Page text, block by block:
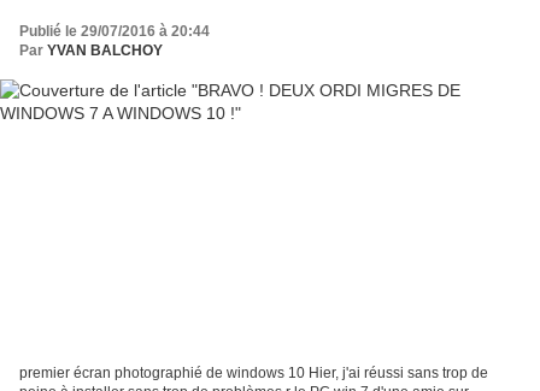
Publié le 29/07/2016 à 20:44
Par YVAN BALCHOY
premier écran photographié de windows 10 Hier, j'ai réussi sans trop de